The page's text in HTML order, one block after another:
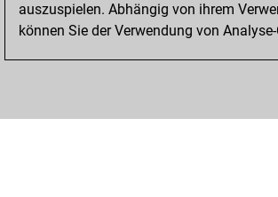
auszuspielen. Abhängig von ihrem
können Sie der Verwendung von